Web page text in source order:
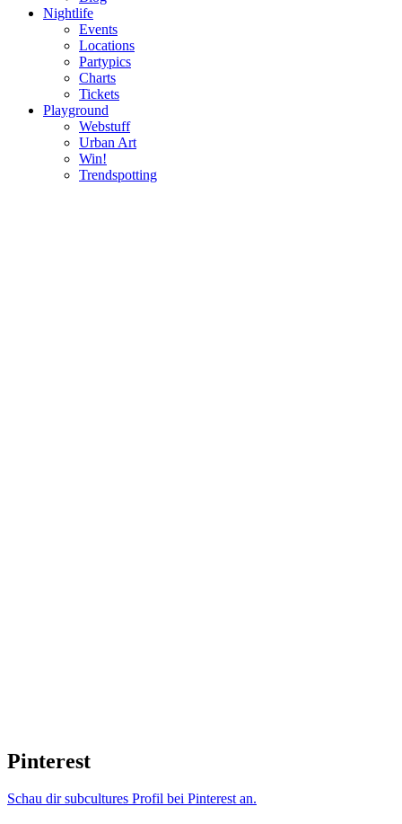
Nightlife
Events
Locations
Partypics
Charts
Tickets
Playground
Webstuff
Urban Art
Win!
Trendspotting
Pinterest
Schau dir subcultures Profil bei Pinterest an.